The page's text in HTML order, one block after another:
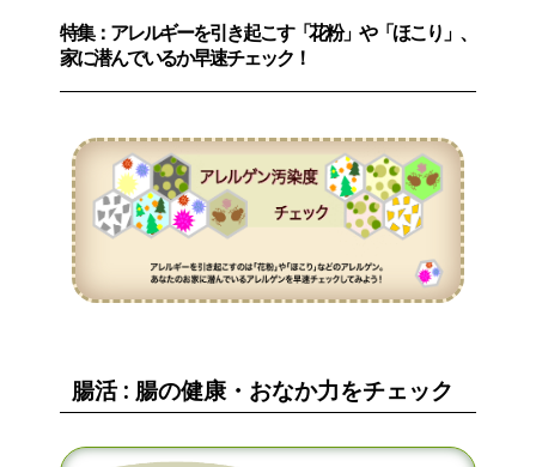
特集：アレルギーを引き起こす「花粉」や「ほこり」、
家に潜んでいるか早速チェック！
腸活 : 腸の健康・おなか力をチェック